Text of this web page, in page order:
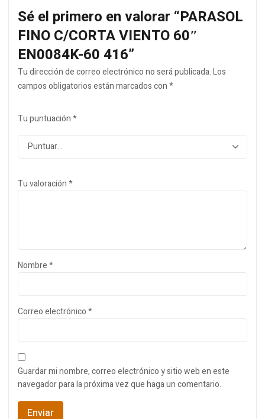
Sé el primero en valorar “PARASOL
FINO C/CORTA VIENTO 60″
EN0084K-60 416”
Tu dirección de correo electrónico no será publicada.Los
campos obligatorios están marcados con*
Tu puntuación*
Tu valoración*
Nombre*
Correo electrónico*
Guardar mi nombre, correo electrónico y sitio web en este
navegador para la próxima vez que haga un comentario.